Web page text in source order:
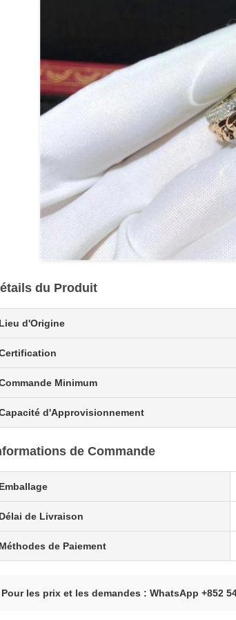
du Produit
d'Origine
Minimum
d'Approvisionnement
de Commande
de Livraison
de Paiement
Pour les prix et les demandes : WhatsApp +852